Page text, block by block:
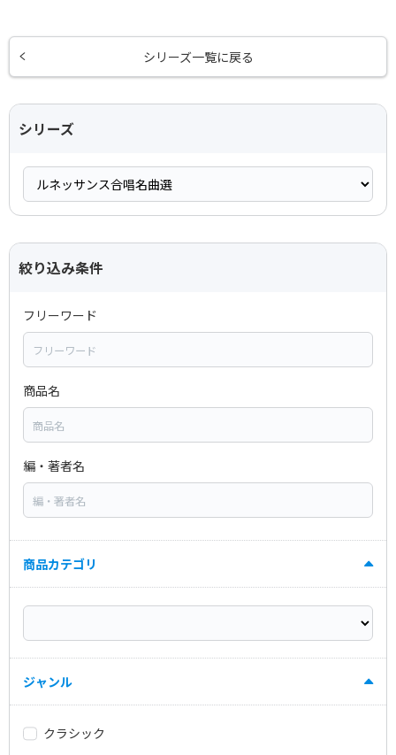
シリーズ一覧に戻る
シリーズ
絞り込み条件
フリーワード
商品名
編・著者名
商品カテゴリ
ジャンル
クラシック